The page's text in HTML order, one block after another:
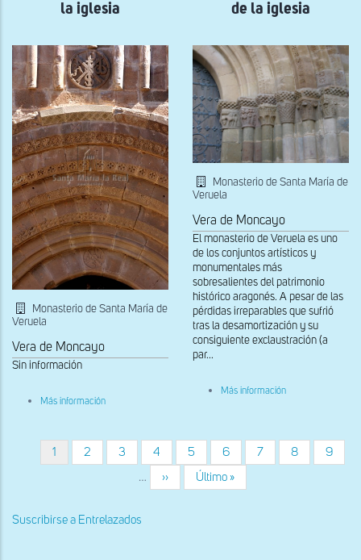
la iglesia
Monasterio de Santa María de
Veruela
Vera de Moncayo
Sin información
Más información
portada
occidental
de la iglesia
Monasterio de Santa María de
Veruela
Vera de Moncayo
El monasterio de Veruela es uno
de los conjuntos artísticos y
monumentales más
sobresalientes del patrimonio
histórico aragonés. A pesar de las
pérdidas irreparables que sufrió
tras la desamortización y su
consiguiente exclaustración (a
par...
Más información
la
Paginación
Página
actual
1 Página
2 Página
3 Página
4 Página
5 Página
6 Página
7 Página
8 Página
9
…
Siguiente
página
››
Última
página
Último »
Suscribirse a Entrelazados